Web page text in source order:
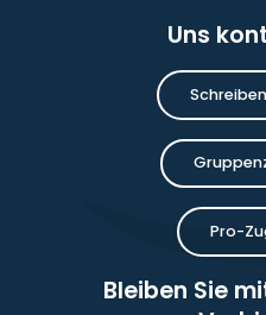
Uns
Pro-
Bleiben Sie